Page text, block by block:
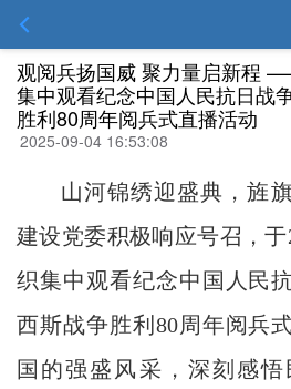
观阅兵扬国威 聚力量启新程
集中观看纪念中国人民抗日战
胜利80周年阅兵式直播活动
2025-09-04 16:53:08
山河锦绣迎盛典，旌
建设党委积极响应号召，于
织集中观看纪念中国人民
西斯战争胜利80周年阅兵
国的强盛风采，深刻感